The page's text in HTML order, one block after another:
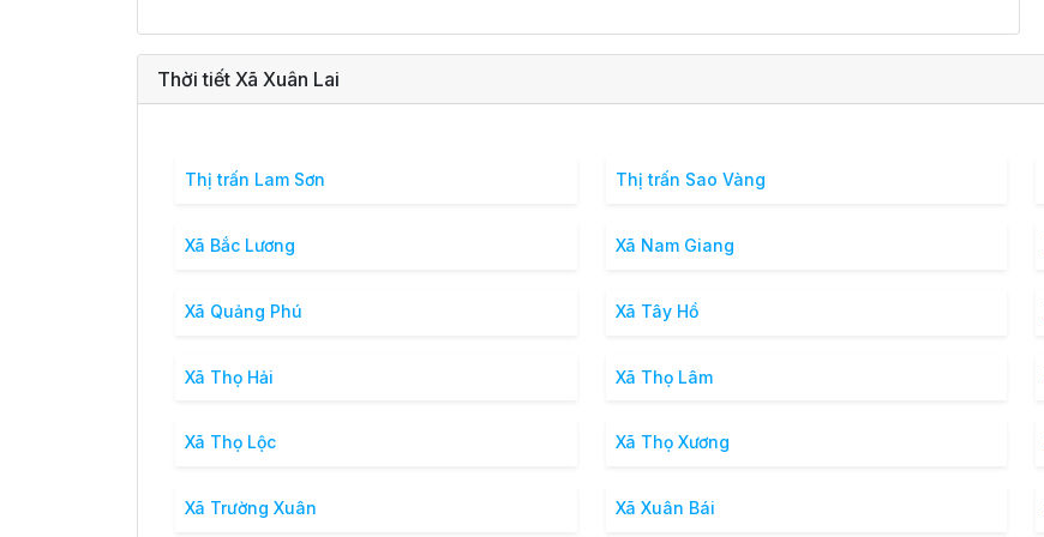
Thời tiết Xã Xuân Lai
Thị trấn Lam Sơn Thị trấn Sao Vàng
Xã Bắc Lương Xã Nam Giang
Xã Quảng Phú Xã Tây Hồ
Xã Thọ Hải Xã Thọ Lâm
Xã Thọ Lộc Xã Thọ Xương
Xã Trường Xuân Xã Xuân Bái